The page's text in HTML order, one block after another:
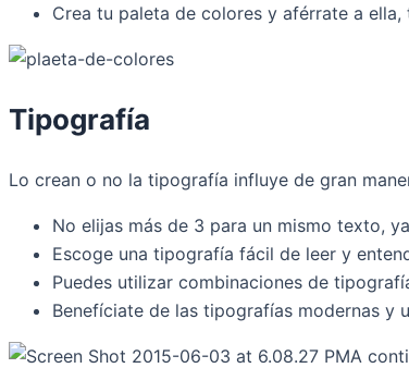
Crea tu paleta de colores y aférrate a
Tipografía
Lo crean o no la tipografía influye de gran
No elijas más de 3 para un mismo texto,
Escoge una tipografía fácil de leer y
Puedes utilizar combinaciones de
Benefíciate de las tipografías modernas y
A